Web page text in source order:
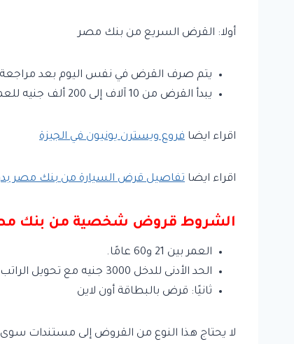
أولا: القرض السريع من بنك مصر
يتم صرف القرض في نفس اليوم بعد
يبدأ القرض من 10 آلاف إلى 200 ألف جنيه للعملاء الجدد، ويصل إلى 500 ألف جنيه للعملاء المستمرين.
اقراء ايضا فروع ويسترن يونيون في الجيزة
اقراء ايضا تفاصيل قرض السيارة من بنك مصر
الشروط قروض شخصية من بنك
العمر بين 21 و60 عامًا.
الحد الأدنى للدخل 3000 جنيه مع تحويل الراتب لمدة 3 أشهر.
ثانيًا: قرض بالبطاقة أون لاين
لا يحتاج هذا النوع من القروض إلى مستندات سوى